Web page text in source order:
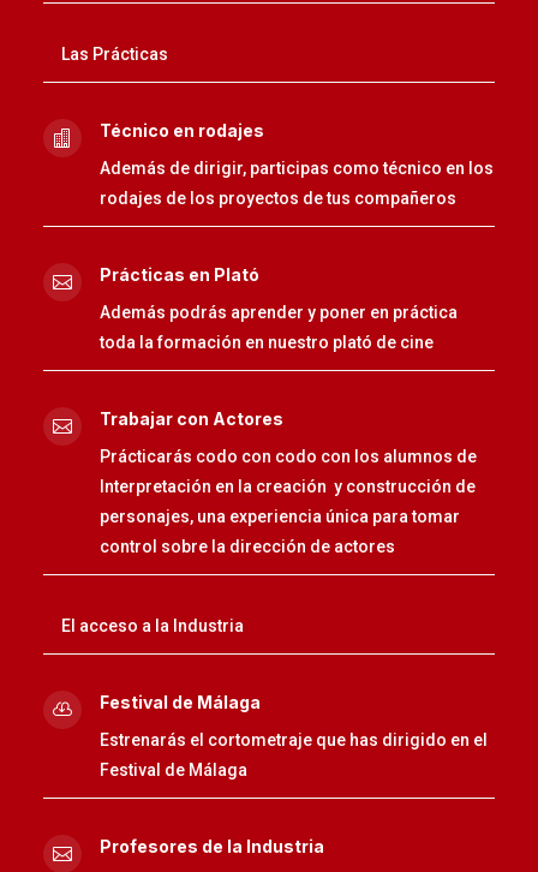
Las Prácticas
 Técnico en rodajes
Además de dirigir, participas como técnico en los
rodajes de los proyectos de tus compañeros
 Prácticas en Plató
Además podrás aprender y poner en práctica
toda la formación en nuestro plató de cine
 Trabajar con Actores
Prácticarás codo con codo con los alumnos de
Interpretación en la creación y construcción de
personajes, una experiencia única para tomar
control sobre la dirección de actores
El acceso a la Industria
 Festival de Málaga
Estrenarás el cortometraje que has dirigido en el
Festival de Málaga
 Profesores de la Industria